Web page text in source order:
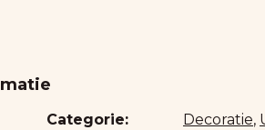
Categorie: Decoratie,